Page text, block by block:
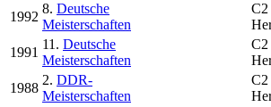
1992
8. Deutsche
Meisterschaften
C2
1991
11. Deutsche
Meisterschaften
C2
1988
2. DDR-
Meisterschaften
C2